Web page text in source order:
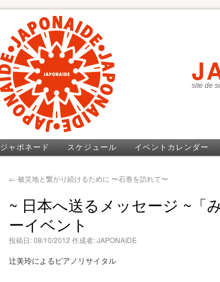
site de
ジャポネード スケジュール イベントカレンダー
← 被災地と繋がり続けるために 〜石巻を訪れて〜
~ 日本へ送るメッセージ ~「
ーイベント
投稿日:08/10/2012 作成者:JAPONAIDE
辻美玲によるピアノリサイタル